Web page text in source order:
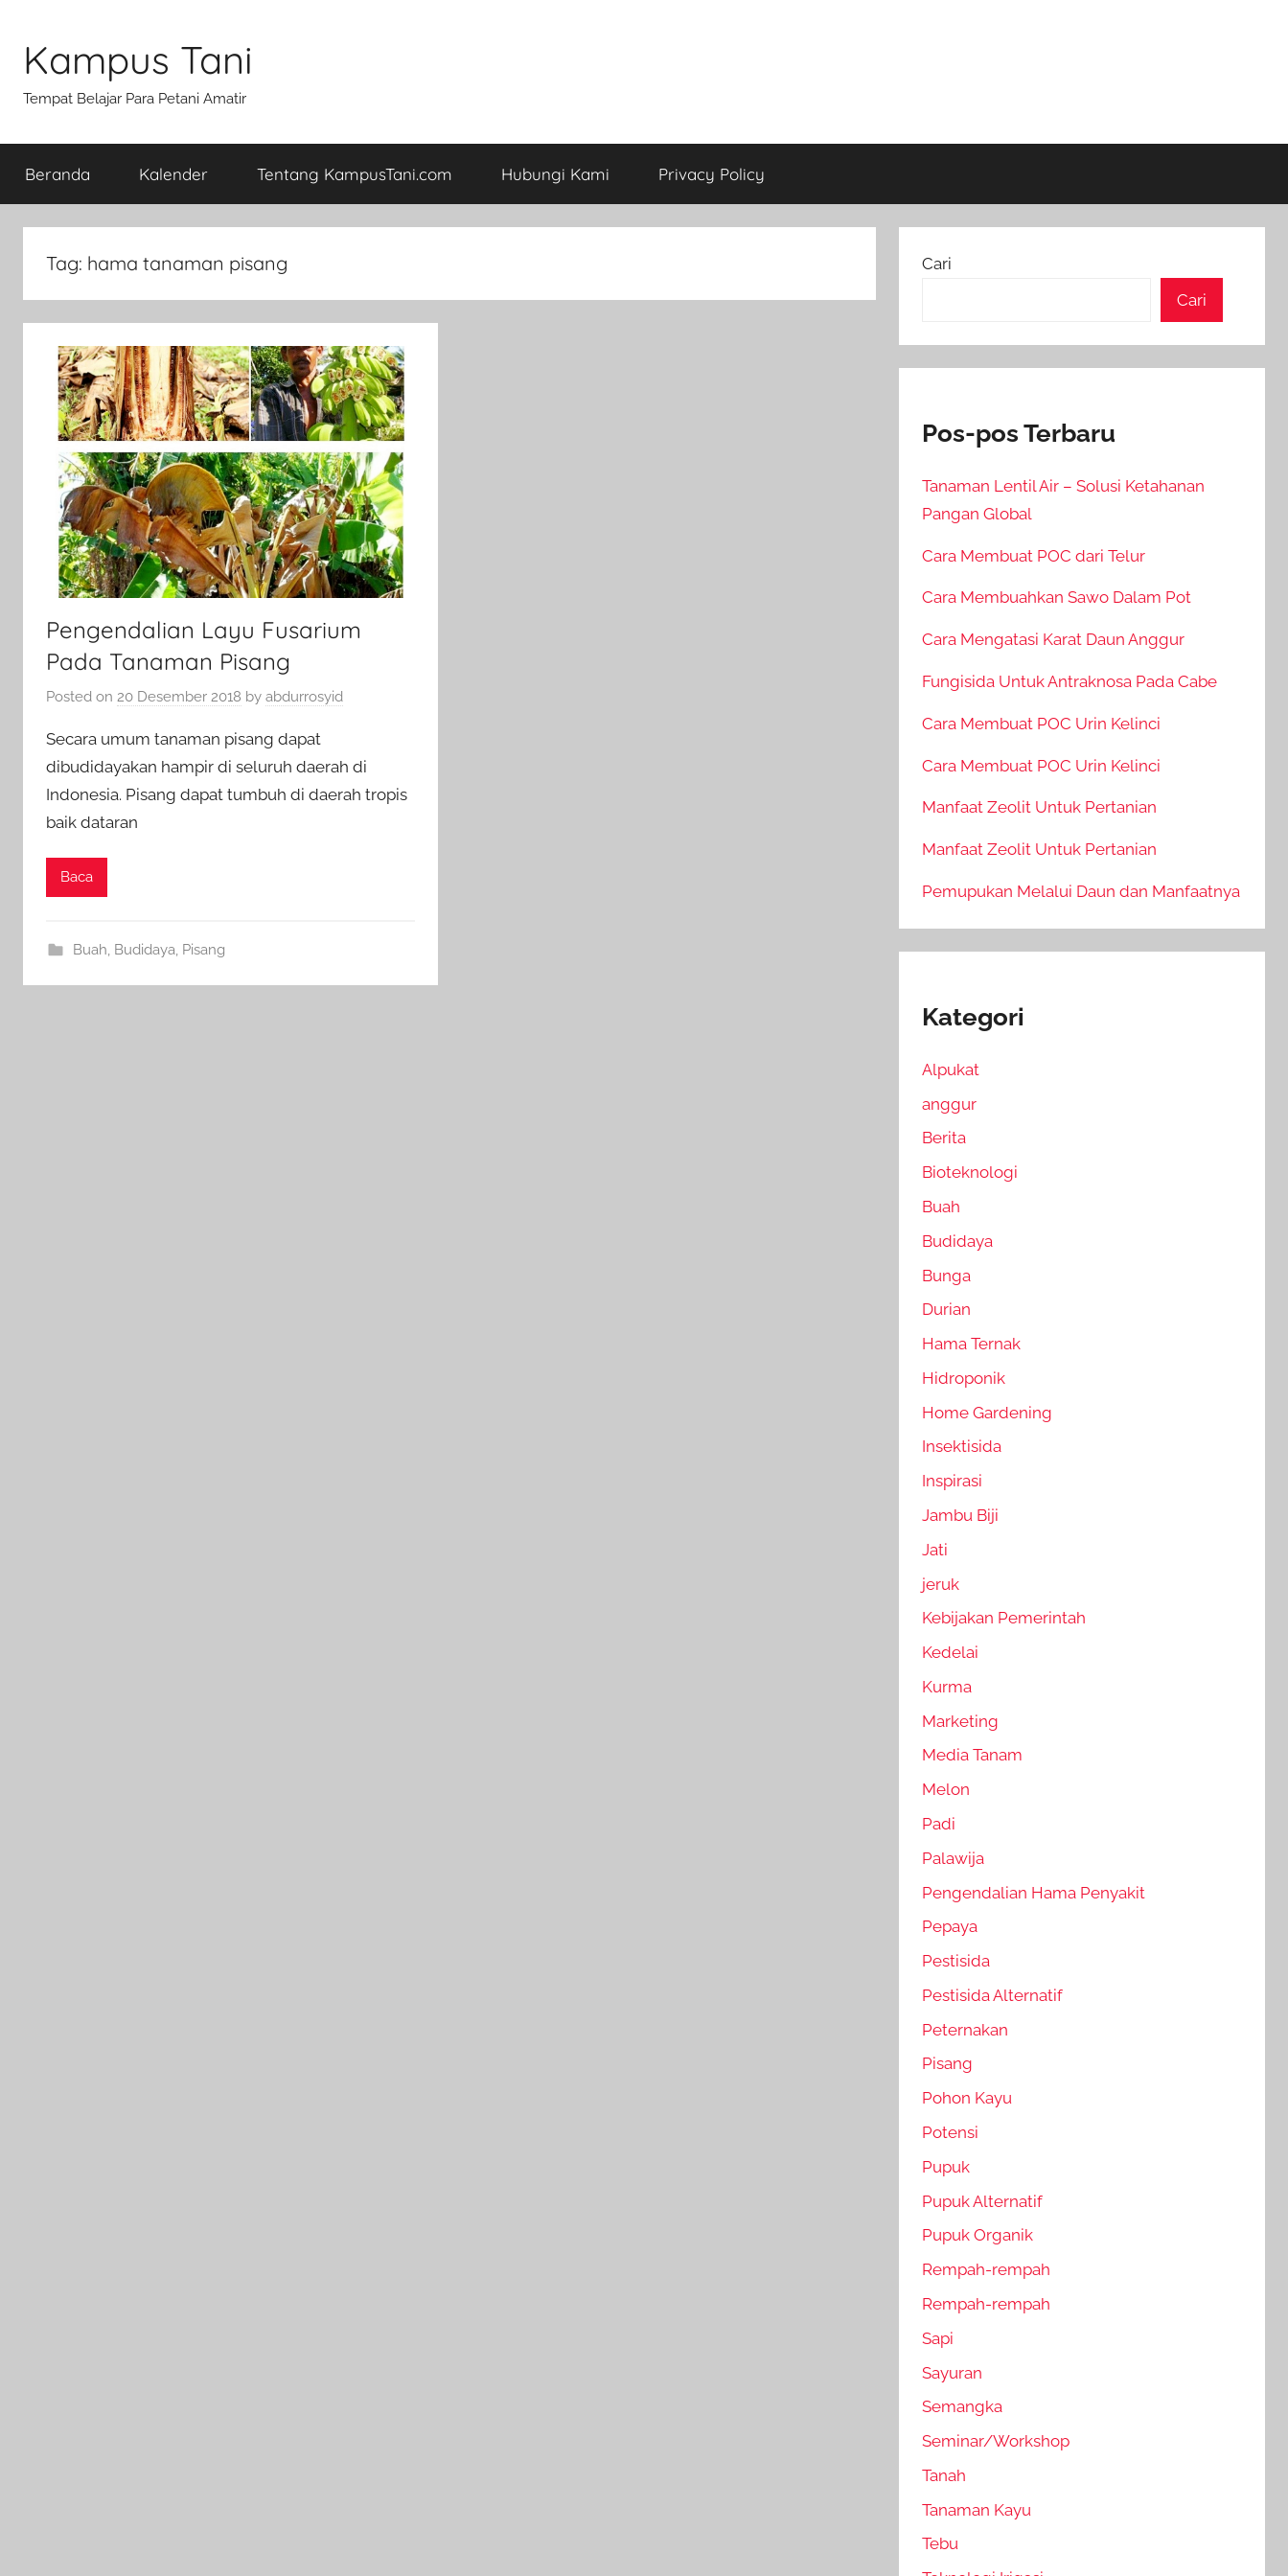
content
Kampus Tani
Tempat Belajar Para Petani Amatir
Beranda Kalender Tentang KampusTani.com Hubungi Kami Privacy Policy
Tag: hama tanaman pisang
Pengendalian Layu Fusarium
Pada Tanaman Pisang
Posted on 20 Desember 2018 by abdurrosyid
Secara umum tanaman pisang dapat
dibudidayakan hampir di seluruh daerah di
Indonesia. Pisang dapat tumbuh di daerah tropis
baik dataran
Baca
Buah, Budidaya, Pisang
Cari
Cari
Pos-pos Terbaru
Tanaman Lentil Air – Solusi Ketahanan
Pangan Global
Cara Membuat POC dari Telur
Cara Membuahkan Sawo Dalam Pot
Cara Mengatasi Karat Daun Anggur
Fungisida Untuk Antraknosa Pada Cabe
Cara Membuat POC Urin Kelinci
Cara Membuat POC Urin Kelinci
Manfaat Zeolit Untuk Pertanian
Manfaat Zeolit Untuk Pertanian
Pemupukan Melalui Daun dan Manfaatnya
Kategori
Alpukat
anggur
Berita
Bioteknologi
Buah
Budidaya
Bunga
Durian
Hama Ternak
Hidroponik
Home Gardening
Insektisida
Inspirasi
Jambu Biji
Jati
jeruk
Kebijakan Pemerintah
Kedelai
Kurma
Marketing
Media Tanam
Melon
Padi
Palawija
Pengendalian Hama Penyakit
Pepaya
Pestisida
Pestisida Alternatif
Peternakan
Pisang
Pohon Kayu
Potensi
Pupuk
Pupuk Alternatif
Pupuk Organik
Rempah-rempah
Rempah-rempah
Sapi
Sayuran
Semangka
Seminar/Workshop
Tanah
Tanaman Kayu
Tebu